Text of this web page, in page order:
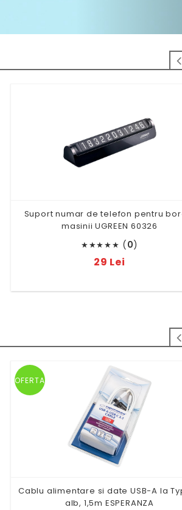
Suport numar de telefon pentru
masinii UGREEN 60326
★★★★★ (0)
29 Lei
OFERTA
Cablu alimentare si date USB-A la
alb, 1,5m ESPERANZA